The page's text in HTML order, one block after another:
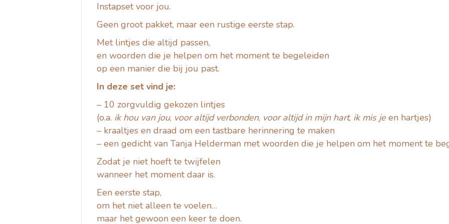
Instapset voor jou.
Geen groot pakket, maar een rustige eerste stap.
Met lintjes die altijd passen,
en woorden die je helpen om het moment te begeleiden
op een manier die bij jou past.
In deze set vind je:
– 10 zorgvuldig gekozen lintjes
(o.a. ik hou van jou, voor altijd verbonden, voor altijd in mijn hart, ik mis jeen hartjes)
– kraaltjes en draad om een tastbare herinnering te maken
– een gedicht van Tanja Helderman met woorden die je helpen om het moment te
Zodat je niet hoeft te twijfelen
wanneer het moment daar is.
Een eerste stap,
om het niet alleen te voelen…
maar het gewoon een keer te doen.